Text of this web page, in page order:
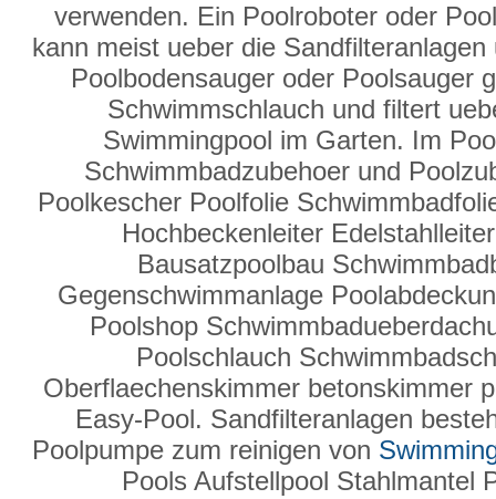
verwenden. Ein Poolroboter oder
kann meist ueber die
Poolbodensauger oder Poolsauger
Schwimmschlauch und filtert
Swimmingpool im Garten. Im
Schwimmbadzubehoer und
Poolkescher Poolfolie
Hochbeckenleiter
Bausatzpoolbau
Gegenschwimmanlage
Poolshop
Poolschlauch
Oberflaechenskimmer betonskimmer
Easy-Pool. Sandfilteranlagen
Poolpumpe zum reinigen von
Pools Aufstellpool Stahlmantel